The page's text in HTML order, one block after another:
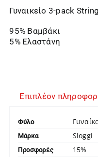
Γυναικείο 3-pack String
95% Βαμβάκι
5% Ελαστάνη
Επιπλέον
Φύλο
Μάρκα Sloggi
Προσφορές 15%